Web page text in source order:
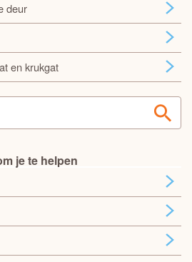
deur
en krukgat
je te helpen